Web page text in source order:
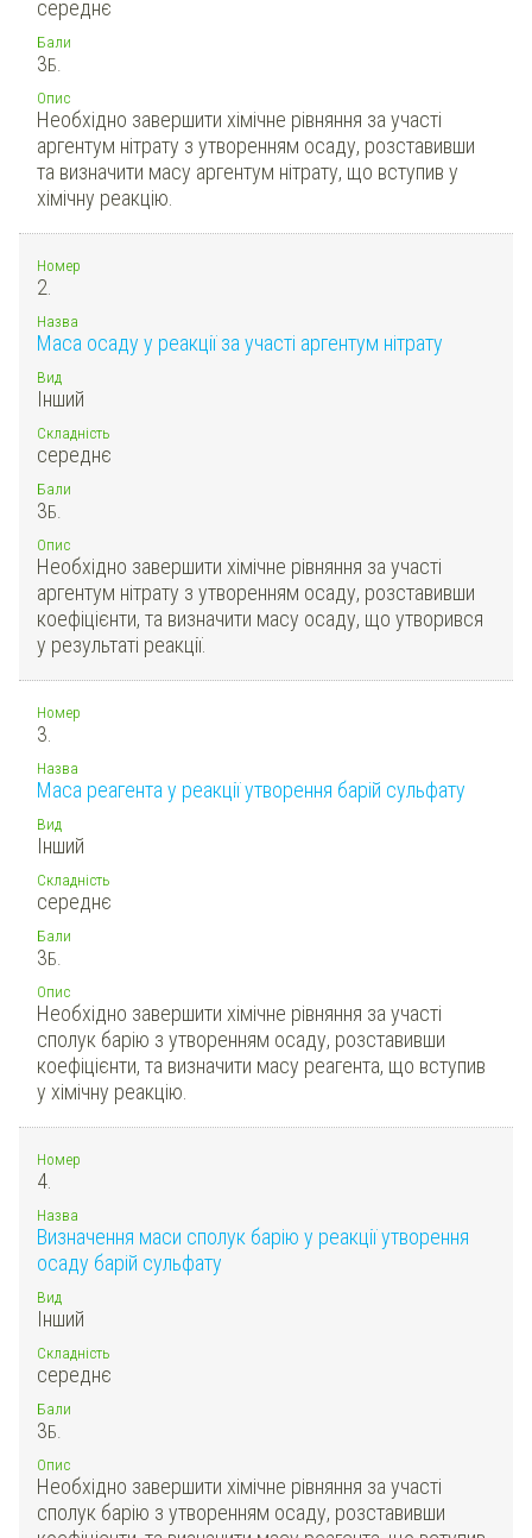
середнє
Бали
3Б.
Опис
Необхідно завершити хімічне рівняння за участі
аргентум нітрату з утворенням осаду, розставивши
та визначити масу аргентум нітрату, що вступив у
хімічну реакцію.
Номер
2.
Назва
Маса осаду у реакції за участі аргентум нітрату
Вид
Інший
Складність
середнє
Бали
3Б.
Опис
Необхідно завершити хімічне рівняння за участі
аргентум нітрату з утворенням осаду, розставивши
коефіцієнти, та визначити масу осаду, що утворився
у результаті реакції.
Номер
3.
Назва
Маса реагента у реакції утворення барій сульфату
Вид
Інший
Складність
середнє
Бали
3Б.
Опис
Необхідно завершити хімічне рівняння за участі
сполук барію з утворенням осаду, розставивши
коефіцієнти, та визначити масу реагента, що вступив
у хімічну реакцію.
Номер
4.
Назва
Визначення маси сполук барію у реакції утворення
осаду барій сульфату
Вид
Інший
Складність
середнє
Бали
3Б.
Опис
Необхідно завершити хімічне рівняння за участі
сполук барію з утворенням осаду, розставивши